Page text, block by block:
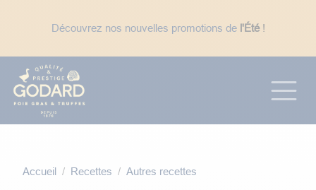
Découvrez nos nouvelles promotions de l'Été!
☀️ En période de fortes chaleurs : expédition des
uniquement
, pour éviter des délais de
transport trop long avec le week-end.
Accueil Recettes Autres recettes